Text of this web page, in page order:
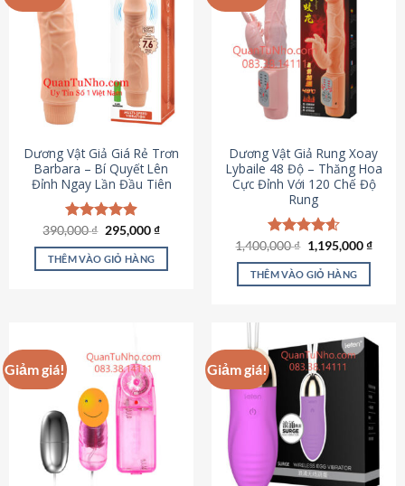
Dương Vật Giả Giá Rẻ Trơn
Barbara – Bí Quyết Lên
Đỉnh Ngay Lần Đầu Tiên
Được xếp
hạng4.90
5 sao
390,000₫ Giá
là:
390,000 ₫.
295,000₫Giá
tại
THÊM VÀO GIỎ HÀNG
Dương Vật Giả Rung Xoay
Lybaile 48 Độ – Thăng Hoa
Cực Đỉnh Với 120 Chế Độ
Rung
Được xếp
hạng4.62
5 sao
1,400,000₫ Giá
gốc
là:
1,400,000 ₫.
1,195,000₫Giá
THÊM VÀO GIỎ HÀNG
Giảm giá! Giảm giá!